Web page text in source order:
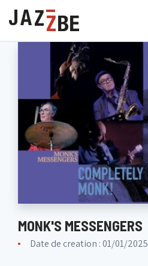
MONK'S MESSENGERS
Date de creation : 01/01/2025